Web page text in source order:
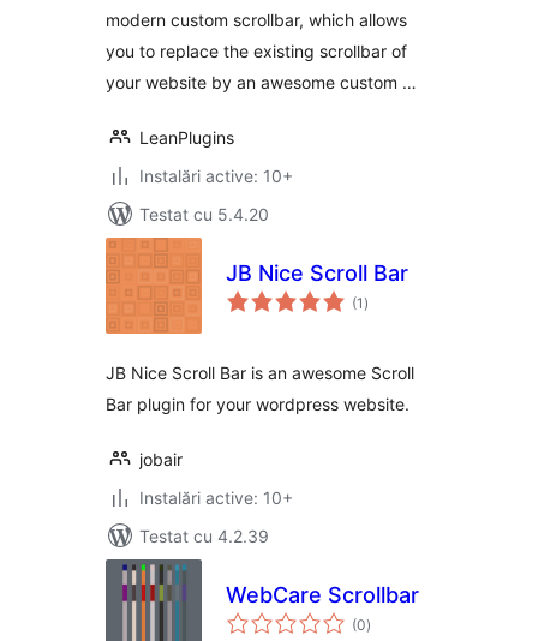
modern custom scrollbar, which allows
you to replace the existing scrollbar of
your website by an awesome custom …
LeanPlugins
Instalări active: 10+
Testat cu 5.4.20
JB Nice Scroll Bar
(1 total
aprecieri
)
JB Nice Scroll Bar is an awesome Scroll
Bar plugin for your wordpress website.
jobair
Instalări active: 10+
Testat cu 4.2.39
WebCare Scrollbar
(0total
aprecieri
)